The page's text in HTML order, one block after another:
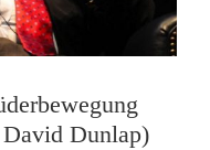
Dunlap)